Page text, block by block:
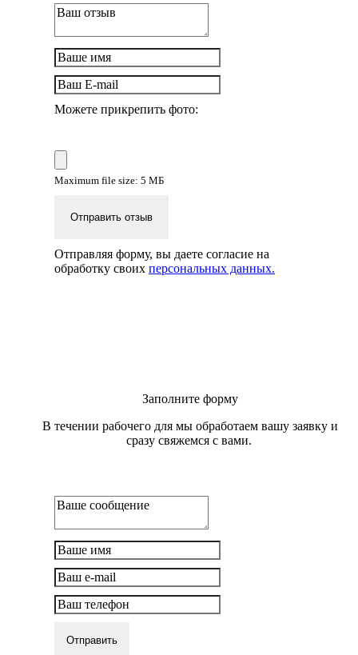
Можете прикрепить фото:
Maximum file size: 5 МБ
Отправить отзыв
Отправляя форму, вы даете согласие на
обработку своих персональных данных.
Заполните форму
В течении рабочего для мы обработаем вашу заявку и
сразу свяжемся с вами.
Отправить